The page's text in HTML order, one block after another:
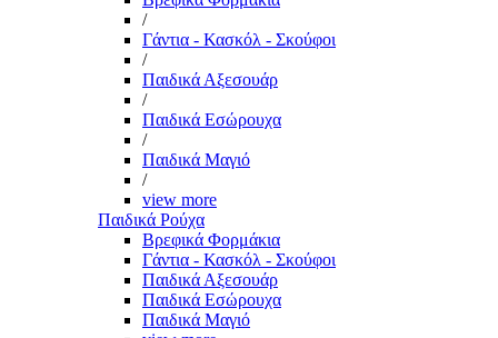
/
Γάντια - Κασκόλ - Σκούφοι
/
Παιδικά Αξεσουάρ
/
Παιδικά Εσώρουχα
/
Παιδικά Μαγιό
/
view more
Παιδικά Ρούχα
Βρεφικά Φορμάκια
Γάντια - Κασκόλ - Σκούφοι
Παιδικά Αξεσουάρ
Παιδικά Εσώρουχα
Παιδικά Μαγιό